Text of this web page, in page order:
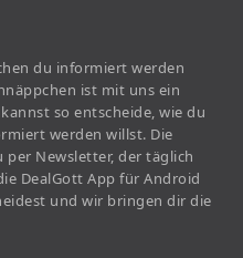
du informiert werden
ist mit uns ein
so entscheide, wie du
werden willst. Die
per Newsletter, der täglich
DealGott App für Android
und wir bringen dir die